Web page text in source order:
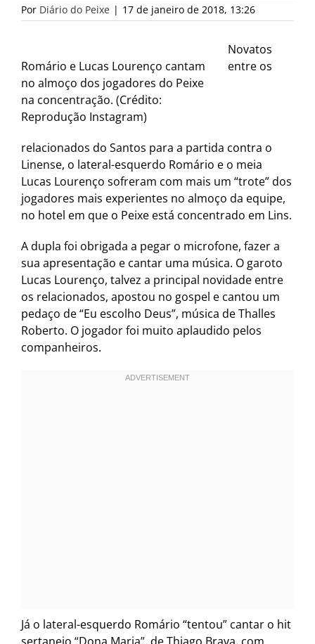
Por Diário do Peixe | 17 de janeiro de 2018, 13:26
Romário e Lucas Lourenço cantam
no almoço dos jogadores do Peixe
na concentração. (Crédito:
Reprodução Instagram)
Novatos
entre os
relacionados do Santos para a partida contra o
Linense, o lateral-esquerdo Romário e o meia
Lucas Lourenço sofreram com mais um “trote” dos
jogadores mais experientes no almoço da equipe,
no hotel em que o Peixe está concentrado em Lins.
A dupla foi obrigada a pegar o microfone, fazer a
sua apresentação e cantar uma música. O garoto
Lucas Lourenço, talvez a principal novidade entre
os relacionados, apostou no gospel e cantou um
pedaço de “Eu escolho Deus”, música de Thalles
Roberto. O jogador foi muito aplaudido pelos
companheiros.
Já o lateral-esquerdo Romário “tentou” cantar o hit